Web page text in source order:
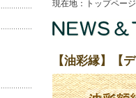
【油彩縁】【
現在地： トップページ